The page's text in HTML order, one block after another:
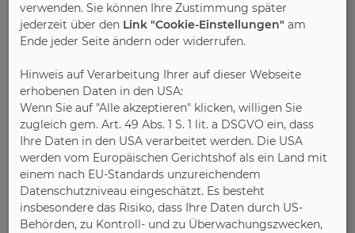
verwenden. Sie können Ihre Zustimmung später
jederzeit über den Link "Cookie-Einstellungen" am
Ende jeder Seite ändern oder widerrufen.
Hinweis auf Verarbeitung Ihrer auf dieser Webseite
erhobenen Daten in den USA:
Wenn Sie auf "Alle akzeptieren" klicken, willigen Sie
zugleich gem. Art. 49 Abs. 1 S. 1 lit. a DSGVO ein, dass
Ihre Daten in den USA verarbeitet werden. Die USA
werden vom Europäischen Gerichtshof als ein Land mit
einem nach EU-Standards unzureichendem
Datenschutzniveau eingeschätzt. Es besteht
insbesondere das Risiko, dass Ihre Daten durch US-
Behörden, zu Kontroll- und zu Überwachungszwecken,